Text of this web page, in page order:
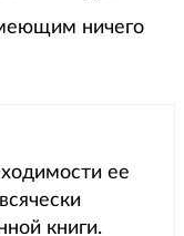
ничего
ее
книги.